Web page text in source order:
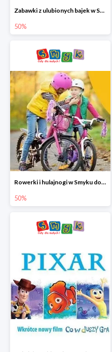
Zabawki z ulubionych bajek w Smyku do -50%
50%
Rowerki i hulajnogi w Smyku do -50%
50%